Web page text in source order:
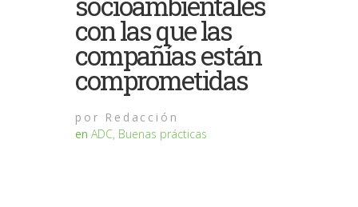
con las que las
compañías están
comprometidas
por Redacción
en ADC, Buenas prácticas